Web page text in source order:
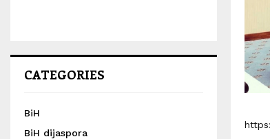
CATEGORIES
BiH
BiH dijaspora